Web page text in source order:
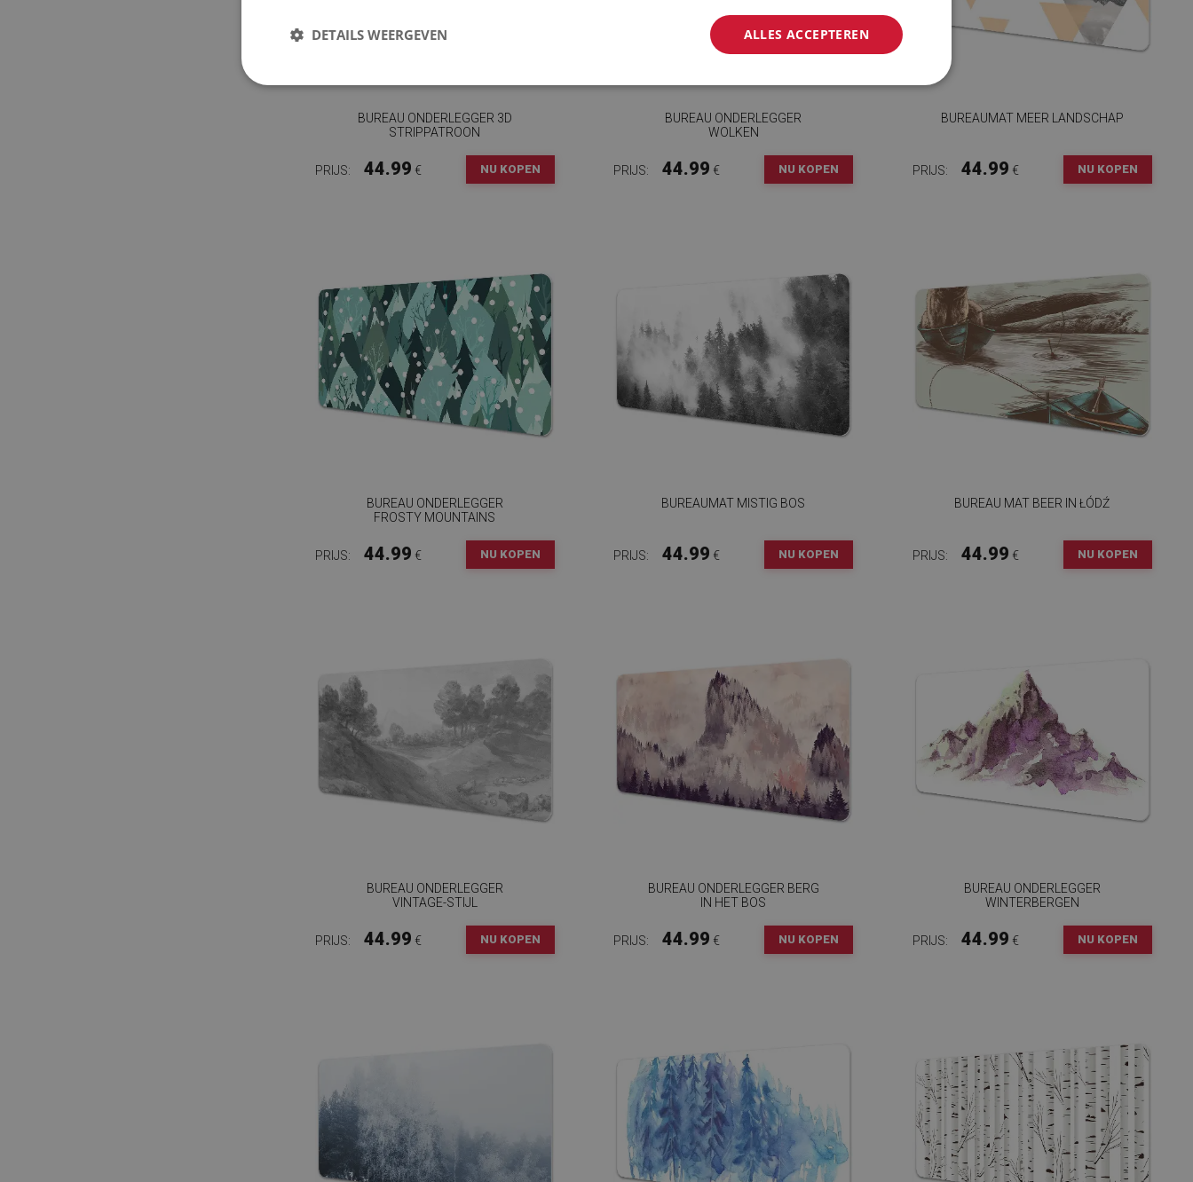
BUREAU ONDERLEGGER 3D
STRIPPATROON
PRIJS: 44.99 € NU KOPEN
BUREAU ONDERLEGGER
WOLKEN
PRIJS: 44.99 € NU KOPEN
BUREAUMAT MEER LANDSCHAP
PRIJS: 44.99 € NU KOPEN
BUREAU ONDERLEGGER
FROSTY MOUNTAINS
PRIJS: 44.99 € NU KOPEN
BUREAUMAT MISTIG BOS
PRIJS: 44.99 € NU KOPEN
BUREAU MAT BEER IN ŁÓDŹ
PRIJS: 44.99 € NU KOPEN
BUREAU ONDERLEGGER
VINTAGE-STIJL
PRIJS: 44.99 € NU KOPEN
BUREAU ONDERLEGGER BERG
IN HET BOS
PRIJS: 44.99 € NU KOPEN
BUREAU ONDERLEGGER
WINTERBERGEN
PRIJS: 44.99 € NU KOPEN
ALLES ACCEPTEREN
DETAILS WEERGEVEN